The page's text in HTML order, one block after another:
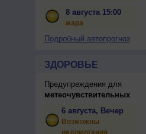
8 августа 15:00
жара
Подробный автопрогноз
ЗДОРОВЬЕ
Предупреждения для
метеочувствительных
6 августа, Вечер
Возможны
недомогания